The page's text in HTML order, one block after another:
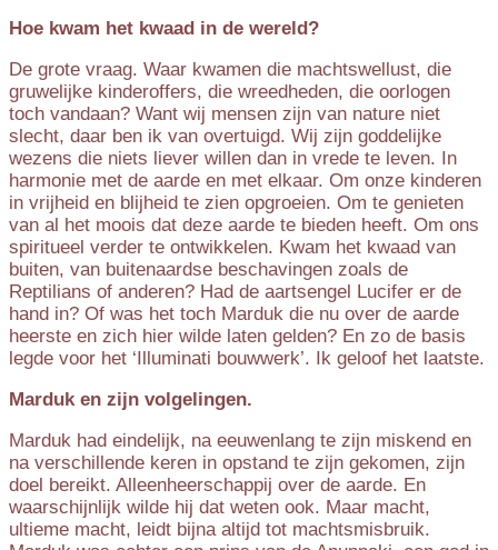
Hoe kwam het kwaad in de wereld?
De grote vraag. Waar kwamen die machtswellust, die
gruwelijke kinderoffers, die wreedheden, die oorlogen
toch vandaan? Want wij mensen zijn van nature niet
slecht, daar ben ik van overtuigd. Wij zijn goddelijke
wezens die niets liever willen dan in vrede te leven. In
harmonie met de aarde en met elkaar. Om onze kinderen
in vrijheid en blijheid te zien opgroeien. Om te genieten
van al het moois dat deze aarde te bieden heeft. Om ons
spiritueel verder te ontwikkelen. Kwam het kwaad van
buiten, van buitenaardse beschavingen zoals de
Reptilians of anderen? Had de aartsengel Lucifer er de
hand in? Of was het toch Marduk die nu over de aarde
heerste en zich hier wilde laten gelden? En zo de basis
legde voor het ‘Illuminati bouwwerk’. Ik geloof het laatste.
Marduk en zijn volgelingen.
Marduk had eindelijk, na eeuwenlang te zijn miskend en
na verschillende keren in opstand te zijn gekomen, zijn
doel bereikt. Alleenheerschappij over de aarde. En
waarschijnlijk wilde hij dat weten ook. Maar macht,
ultieme macht, leidt bijna altijd tot machtsmisbruik.